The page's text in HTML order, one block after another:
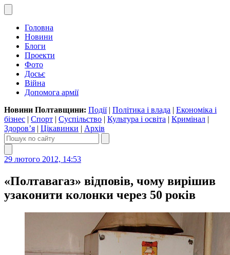
Головна
Новини
Блоги
Проекти
Фото
Досьє
Війна
Допомога армії
Новини Полтавщини: Події| Політика і влада | Економіка і
бізнес | Спорт | Суспільство | Культура і освіта | Кримінал |
Здоров’я | Цікавинки | Архів
29 лютого 2012, 14:53
«Полтавагаз» відповів, чому вирішив
узаконити колонки через 50 років